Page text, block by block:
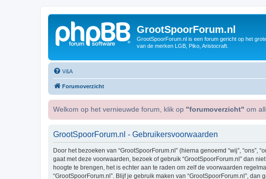
GrootSpoorForum.nl
GrootSpoorForum.nl is een forum gericht op het
van de merken LGB, Piko, Aristocraft.
V&A
Forumoverzicht
Welkom op het vernieuwde forum, klik op "forumoverzicht" om
GrootSpoorForum.nl - Gebruikersvoorwaarden
Door het bezoeken van “GrootSpoorForum.nl” (hierna genoemd “wij”, “ons”,
gaat met deze voorwaarden, bezoek of gebruik “GrootSpoorForum.nl” dan
hoogte te brengen, het is echter aan te raden om zelf de voorwaarden
“GrootSpoorForum.nl”. Blijf je gebruik maken van “GrootSpoorForum.nl”,